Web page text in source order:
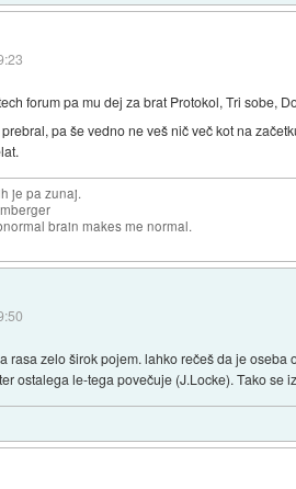
forum pa mu dej za brat Protokol, Tri sobe,
pa še vedno ne veš nič več kot na
je pa zunaj.
brain makes me normal.
rasa zelo širok pojem. lahko rečeš da je
ostalega le-tega povečuje (J.Locke). Tako se